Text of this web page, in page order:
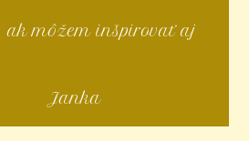
ak môžem inšpirovať aj